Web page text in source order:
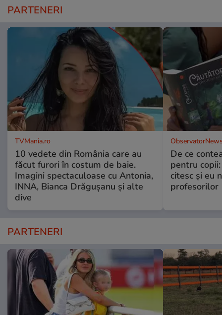
PARTENERI
TVMania.ro
10 vedete din România care au
făcut furori în costum de baie.
Imagini spectaculoase cu Antonia,
INNA, Bianca Drăgușanu și alte
dive
De ce
pentru
citesc și eu
profesorilor
PARTENERI